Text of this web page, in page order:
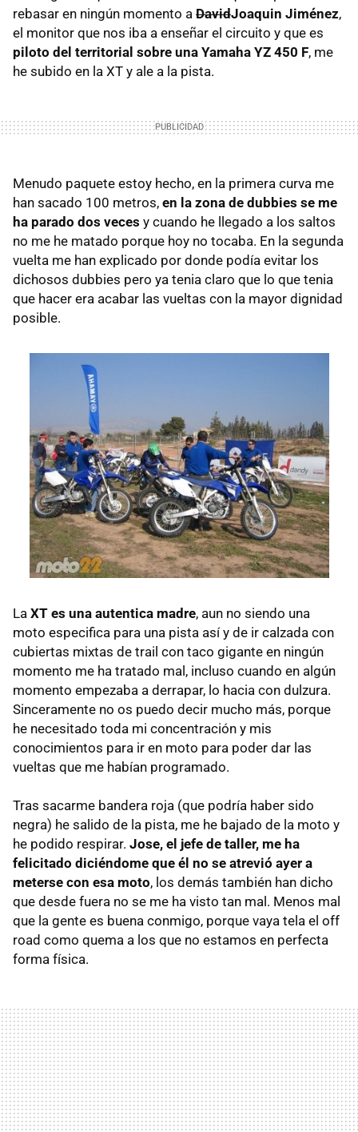
rebasar en ningún momento a DavidJoaquin Jiménez,
el monitor que nos iba a enseñar el circuito y que es
piloto del territorial sobre una Yamaha YZ 450 F, me
he subido en la XT y ale a la pista.
Menudo paquete estoy hecho, en la primera curva me
han sacado 100 metros, en la zona de dubbies se me
ha parado dos veces y cuando he llegado a los saltos
no me he matado porque hoy no tocaba. En la segunda
vuelta me han explicado por donde podía evitar los
dichosos dubbies pero ya tenia claro que lo que tenia
que hacer era acabar las vueltas con la mayor dignidad
posible.
La XT es una autentica madre, aun no siendo una
moto especifica para una pista así y de ir calzada con
cubiertas mixtas de trail con taco gigante en ningún
momento me ha tratado mal, incluso cuando en algún
momento empezaba a derrapar, lo hacia con dulzura.
Sinceramente no os puedo decir mucho más, porque
he necesitado toda mi concentración y mis
conocimientos para ir en moto para poder dar las
vueltas que me habían programado.
Tras sacarme bandera roja (que podría haber sido
negra) he salido de la pista, me he bajado de la moto y
he podido respirar. Jose, el jefe de taller, me ha
felicitado diciéndome que él no se atrevió ayer a
meterse con esa moto, los demás también han dicho
que desde fuera no se me ha visto tan mal. Menos mal
que la gente es buena conmigo, porque vaya tela el off
road como quema a los que no estamos en perfecta
forma física.